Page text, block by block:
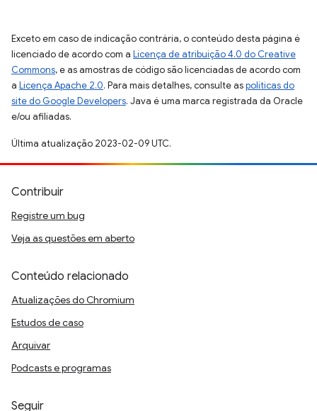
Exceto em caso de indicação contrária, o conteúdo desta página é
licenciado de acordo com a Licença de atribuição 4.0 do Creative
Commons, e as amostras de código são licenciadas de acordo com
a Licença Apache 2.0. Para mais detalhes, consulte aspolíticas do
site do Google Developers. Java é uma marca registrada da Oracle
e/ou afiliadas.
Última atualização 2023-02-09 UTC.
Contribuir
Registre um bug
Veja as questões em aberto
Conteúdo relacionado
Atualizações do Chromium
Estudos de caso
Arquivar
Podcasts e programas
Seguir